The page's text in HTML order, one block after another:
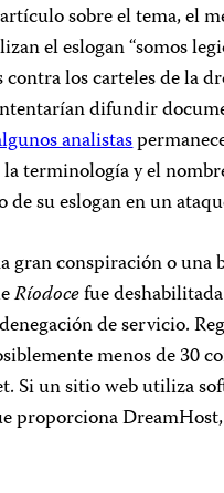
sobre el tema, el
el eslogan “somos
los carteles de la
difundir
analistas
la terminología y el
su eslogan en un
gran conspiración o una
Ríodocefue
de servicio.
menos de 30
Si un sitio web utiliza
proporciona